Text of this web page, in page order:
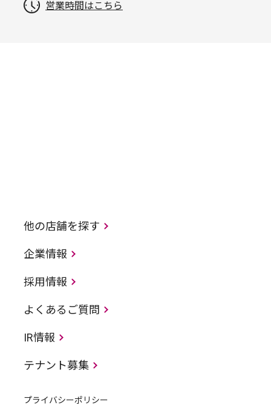
営業時間はこちら
他の店舗を探す
企業情報
採用情報
よくあるご質問
IR情報
テナント募集
プライバシーポリシー